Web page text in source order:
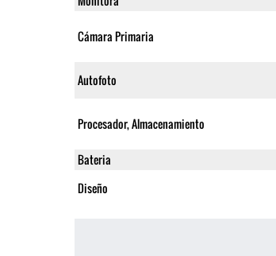
Cámara Primaria
Autofoto
Procesador, Almacenamiento
Bateria
Diseño